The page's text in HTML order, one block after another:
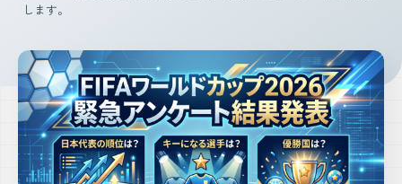
します。